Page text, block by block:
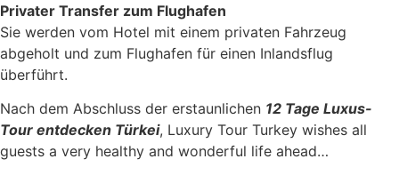
Privater Transfer zum Flughafen
Sie werden vom Hotel mit einem privaten Fahrzeug
abgeholt und zum Flughafen für einen Inlandsflug
überführt.
Nach dem Abschluss der erstaunlichen 12 Tage Luxus-
Tour entdecken Türkei, Luxury Tour Turkey wishes all
guests a very healthy and wonderful life ahead…